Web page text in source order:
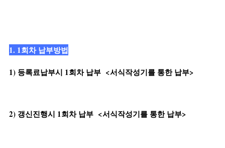
1. 1회차 납부방법
1) 등록료납부시 1회차 납부  <서식작성기를 통한 납부>
2) 갱신진행시 1회차 납부  <서식작성기를 통한 납부>